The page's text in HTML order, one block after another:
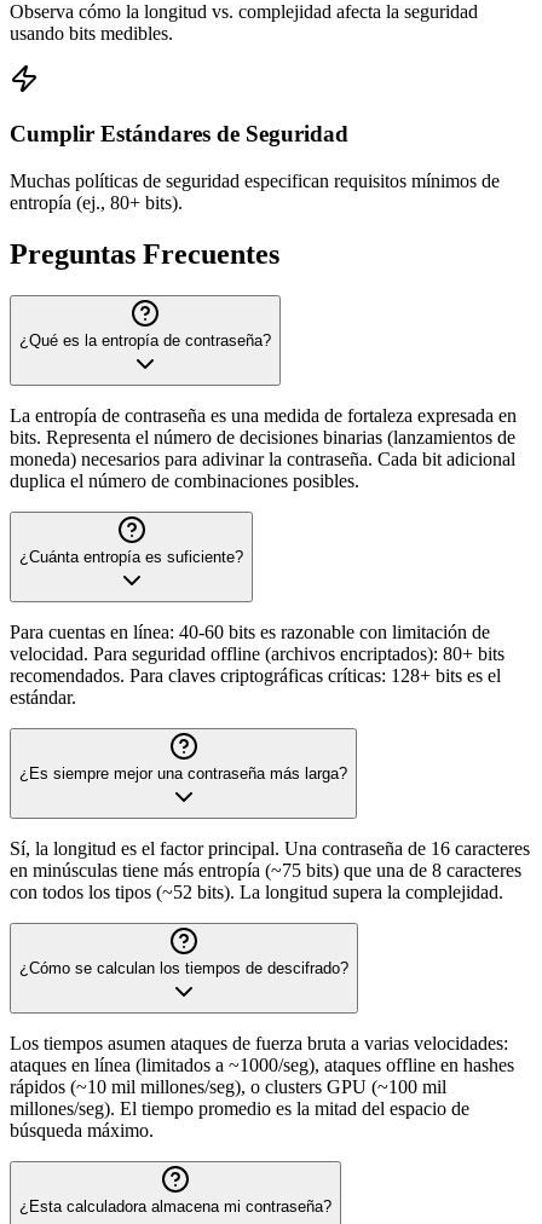
Observa cómo la longitud vs. complejidad afecta la seguridad
usando bits medibles.
Cumplir Estándares de Seguridad
Muchas políticas de seguridad especifican requisitos mínimos de
entropía (ej., 80+ bits).
Preguntas Frecuentes
¿Qué es la entropía de contraseña?
La entropía de contraseña es una medida de fortaleza expresada en
bits. Representa el número de decisiones binarias (lanzamientos de
moneda) necesarios para adivinar la contraseña. Cada bit adicional
duplica el número de combinaciones posibles.
¿Cuánta entropía es suficiente?
Para cuentas en línea: 40-60 bits es razonable con limitación de
velocidad. Para seguridad offline (archivos encriptados): 80+ bits
recomendados. Para claves criptográficas críticas: 128+ bits es el
estándar.
¿Es siempre mejor una contraseña más larga?
Sí, la longitud es el factor principal. Una contraseña de 16 caracteres
en minúsculas tiene más entropía (~75 bits) que una de 8 caracteres
con todos los tipos (~52 bits). La longitud supera la complejidad.
¿Cómo se calculan los tiempos de descifrado?
Los tiempos asumen ataques de fuerza bruta a varias velocidades:
ataques en línea (limitados a ~1000/seg), ataques offline en hashes
rápidos (~10 mil millones/seg), o clusters GPU (~100 mil
millones/seg). El tiempo promedio es la mitad del espacio de
búsqueda máximo.
¿Esta calculadora almacena mi contraseña?